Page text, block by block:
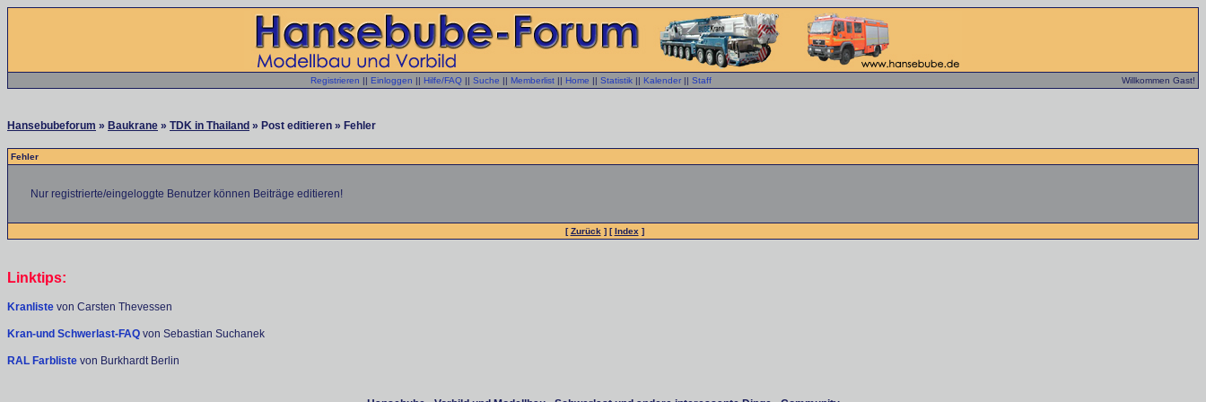
Registrieren || Einloggen || Hilfe/FAQ || Suche || Memberlist || Home || Statistik || Kalender || Staff Willkommen Gast!
Hansebubeforum » Baukrane » TDK in Thailand » Post editieren » Fehler
Fehler
Nur registrierte/eingeloggte Benutzer können Beiträge editieren!
[Zurück ] [Index ]
Linktips:
Kranliste von Carsten Thevessen
Kran-und Schwerlast-FAQ von Sebastian Suchanek
RAL Farbliste von Burkhardt Berlin